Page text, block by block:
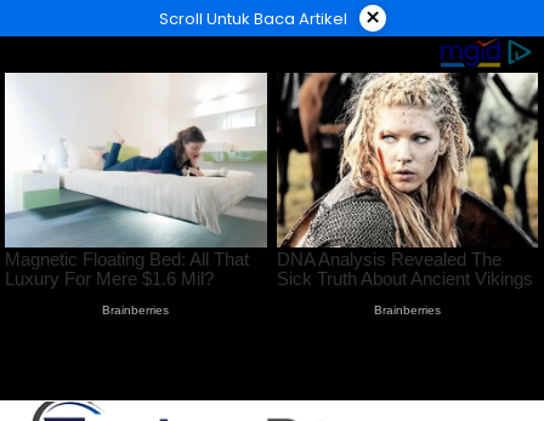
ke
Scroll Untuk Baca Artikel ×